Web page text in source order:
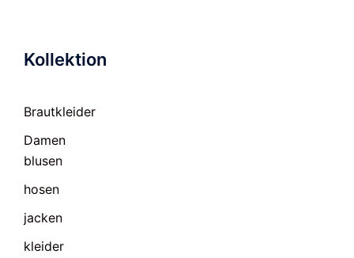
Kollektion
Brautkleider
Damen
blusen
hosen
jacken
kleider